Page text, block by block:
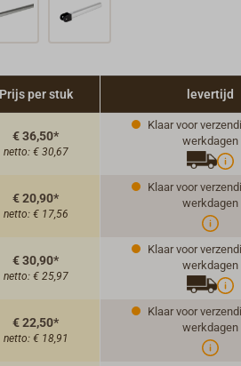
Prijs per stuk levertijd
€ 36,50*
netto: € 30,67
Klaar voor
werkdagen
€ 20,90*
netto: € 17,56
Klaar voor
werkdagen
€ 30,90*
netto: € 25,97
Klaar voor
werkdagen
€ 22,50*
netto: € 18,91
Klaar voor
werkdagen